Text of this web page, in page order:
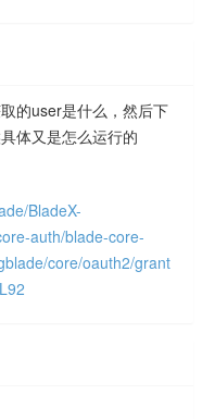
的user是什么，然后下
体又是怎么运行的
BladeX-
auth/blade-core-
core/oauth2/grant